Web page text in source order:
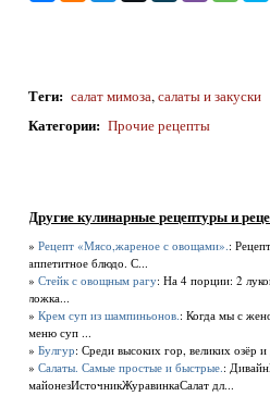
Теги: салат мимоза,салаты и закуски
Категории: Прочие рецепты
Другие кулинарные рецептуры и
»Рецепт «Мясо,жареное с овощами». :
аппетитное блюдо. С...
»Стейк с овощным рагу: На 4 порции: 2
ложка...
»Крем суп из шампиньонов. : Когда мы с
меню суп ...
»Булгур: Среди высоких гор, великих озёр
»Салаты. Самые простые и быстрые. :
майонезИсточникЖуравинкаСалат дл...